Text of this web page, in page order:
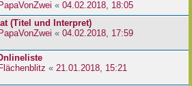
PapaVonZwei « 04.02.2018, 18:05
(Titel und Interpret)
PapaVonZwei « 04.02.2018, 17:59
Flächenblitz « 21.01.2018, 15:21